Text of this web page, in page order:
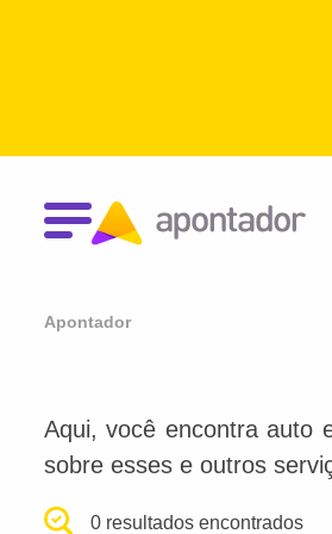
Apontador
Aqui, você encontra auto
sobre esses e outros
0 resultados encontrados